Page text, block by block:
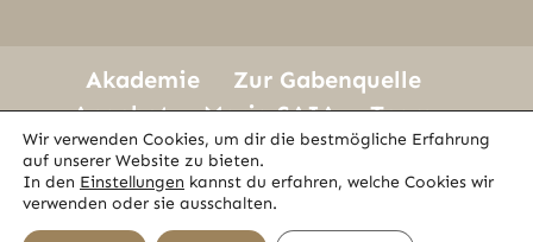
Akademie
Zur Gabenquelle
Angebot
Maria SAIA
Team
Tönen um die Welt
Videoblog
Magazine
Kontakt
Wir verwenden Cookies, um dir die bestmögliche Erfahrung
auf unserer Website zu bieten.
In den Einstellungen kannst du erfahren, welche Cookies wir
verwenden oder sie ausschalten.